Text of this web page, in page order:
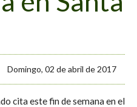
Domingo, 02 de abril de 2017
cita este fin de semana en el